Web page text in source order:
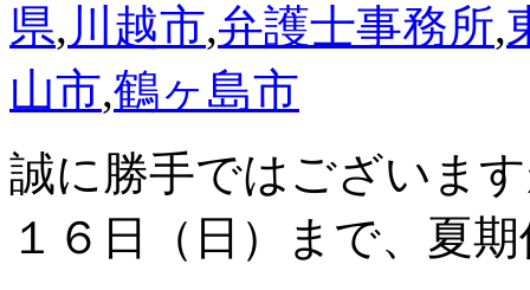
県, 川越市,弁護士事務所,
山市,鶴ヶ島市
誠に勝手ではございま
１６日（日）まで、夏